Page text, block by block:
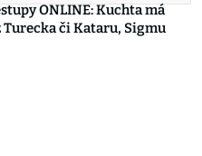
ONLINE: Kuchta má
či Kataru, Sigmu